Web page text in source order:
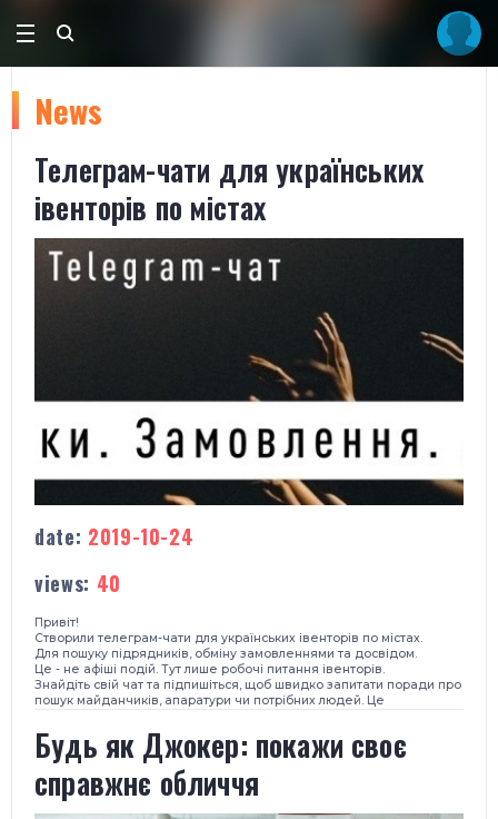
News
Телеграм-чати для українських
івенторів по містах
date: 2019-10-24
views: 40
Привіт!
Створили телеграм-чати для українських івенторів по містах.
Для пошуку підрядників, обміну замовленнями та досвідом.
Це - не афіші подій. Тут лише робочі питання івенторів.
Знайдіть свій чат та підпишіться, щоб швидко запитати поради про
пошук майданчиків, апаратури чи потрібних людей. Це
Будь як Джокер: покажи своє
справжнє обличчя